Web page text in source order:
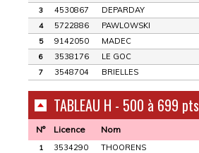
3 4530867 DEPARDAY
4 5722886 PAWLOWSKI
5 9142050 MADEC
6 3538176 LE GOC
7 3548704 BRIELLES
TABLEAU H - 500 à 699 pts
N° Licence Nom
1 3534290 THOORENS